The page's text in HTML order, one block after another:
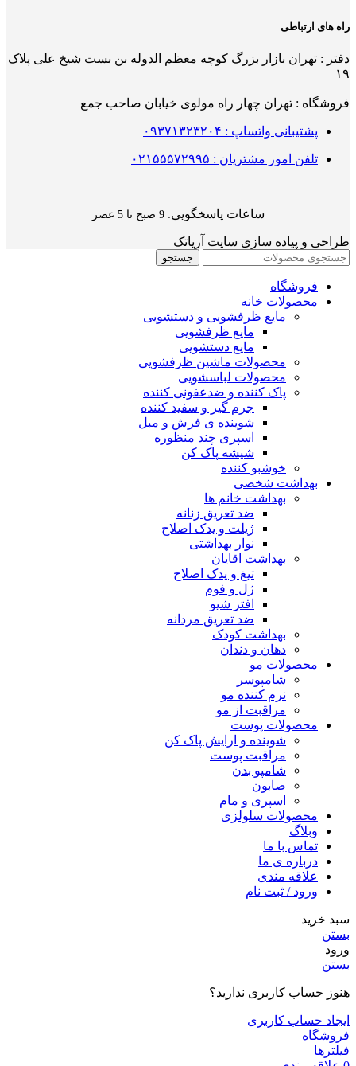
راه های ارتباطی
دفتر : تهران بازار بزرگ کوچه معظم الدوله بن بست شیخ علی پلاک
۱۹
فروشگاه : تهران چهار راه مولوی خیابان صاحب جمع
پشتیبانی واتساپ : ۰۹۳۷۱۳۲۳۲۰۴
تلفن امور مشتریان : ۰۲۱۵۵۵۷۲۹۹۵
ساعات پاسخگویی: 9 صبح تا 5 عصر
طراحی و پیاده سازی سایت آریاتک
جستجو
فروشگاه
محصولات خانه
مایع ظرفشویی و دستشویی
مایع ظرفشویی
مایع دستشویی
محصولات ماشین ظرفشویی
محصولات لباسشویی
پاک کننده و ضدعفونی کننده
جرم گیر و سفید کننده
شوینده ی فرش و مبل
اسپری چند منظوره
شیشه پاک کن
خوشبو کننده
بهداشت شخصی
بهداشت خانم ها
ضد تعریق زنانه
ژیلت و یدک اصلاح
نوار بهداشتی
بهداشت اقایان
تیغ و یدک اصلاح
ژل و فوم
افتر شیو
ضد تعریق مردانه
بهداشت کودک
دهان و دندان
محصولات مو
شامپوسر
نرم کننده مو
مراقبت از مو
محصولات پوست
شوینده و ارایش پاک کن
مراقبت پوست
شامپو بدن
صابون
اسپری و مام
محصولات سلولزی
وبلاگ
تماس با ما
درباره ی ما
علاقه مندی
ورود / ثبت نام
سبد خرید
بستن
ورود
بستن
هنوز حساب کاربری ندارید؟
ایجاد حساب کاربری
فروشگاه
فیلترها